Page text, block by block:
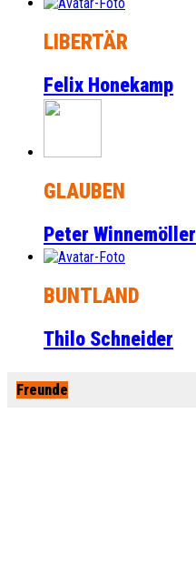
LIBERTÄR
Felix Honekamp
GLAUBEN
Peter Winnemöller
BUNTLAND
Thilo Schneider
Freunde